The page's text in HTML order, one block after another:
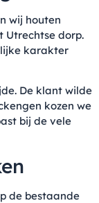
wij houten
Utrechtse dorp.
karakter
De klant wilde
kozen we
bij de vele
de bestaande